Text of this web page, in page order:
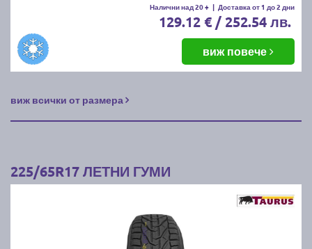
Налични над 20 + | Доставка от 1 до 2 дни
129.12 € / 252.54 лв.
виж повече
виж всички от размера
225/65R17 ЛЕТНИ ГУМИ